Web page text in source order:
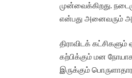
முன்வைக்கிறது.
என்பது அனைவரும்
திராவிடக்
கற்பிக்கும் மன
இருக்கும்